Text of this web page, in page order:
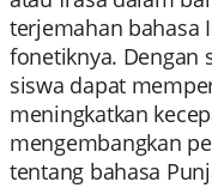
terjemahan bahasa
fonetiknya. Dengan
siswa dapat
meningkatkan
mengembangkan
tentang bahasa